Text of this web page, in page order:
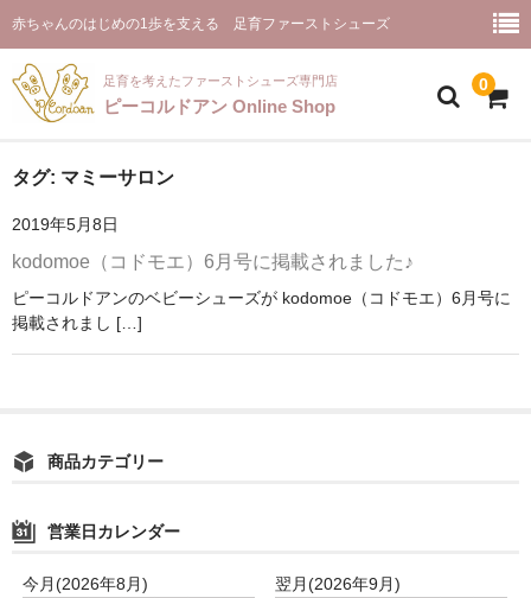
赤ちゃんのはじめの1歩を支える 足育ファーストシューズ
足育を考えたファーストシューズ専門店
ピーコルドアン Online Shop
0
ホーム(商品一覧)
ピーコルドアンとは
お取り扱い店舗様
ファーストシューズ【プルミエ】
ピーコルドアンと足育
お問合せ
☆お知らせ☆
タグ: マミーサロン
2019年5月8日
kodomoe（コドモエ）6月号に掲載されました♪
ピーコルドアンのベビーシューズが kodomoe（コドモエ）6月号に
掲載されまし […]
商品カテゴリー
営業日カレンダー
今月(2026年8月)
翌月(2026年9月)